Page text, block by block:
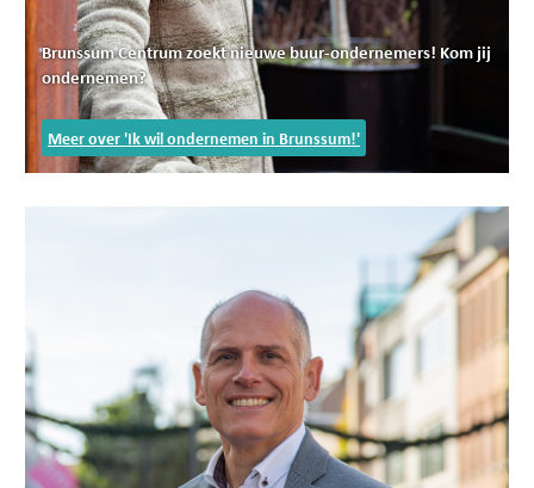
Brunssum Centrum zoekt nieuwe buur-ondernemers! Kom jij
ondernemen?
Meer over 'Ik wil ondernemen in Brunssum!'